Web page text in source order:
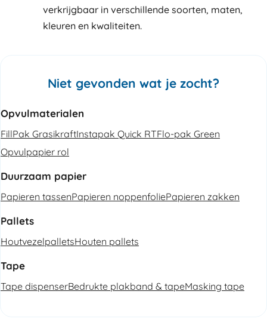
verkrijgbaar in verschillende soorten, maten,
kleuren en kwaliteiten.
Niet gevonden wat je zocht?
Opvulmaterialen
FillPak GrasikraftInstapak Quick RTFlo-pak Green
Opvulpapier rol
Duurzaam papier
Papieren tassenPapieren noppenfoliePapieren zakken
Pallets
HoutvezelpalletsHouten pallets
Tape
Tape dispenserBedrukte plakband & tapeMasking tape